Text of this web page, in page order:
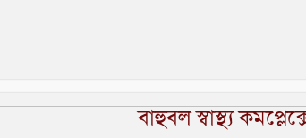
বাহুবল স্বাস্থ্য